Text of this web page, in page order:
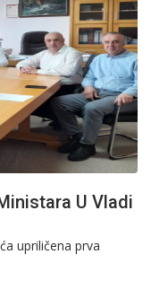
U Vladi
upriličena prva